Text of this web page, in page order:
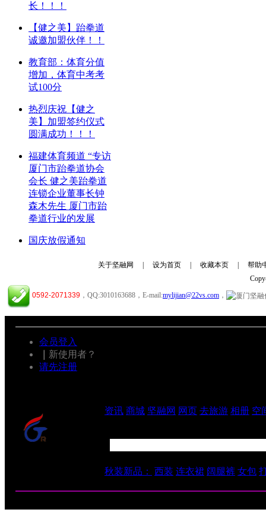
长！！！
【健之美】跆拳道
诚邀加盟伙伴！！
教育部：体育分值
增加，体育中考考
试100分
热烈庆祝【健之
美】加盟签约仪式
圆满成功！！！
福建体育频道 “专访
厦门市跆拳道协会
会长 健之美跆拳道
连锁企业董事长钟
森木先生 厦门市跆
拳道行业的发展
国庆放假通知
关于坚融网 设为首页 收藏本页
帮助
0592-2071339 ，QQ:3010163688，E-mail:mylijian@22vs.com ，